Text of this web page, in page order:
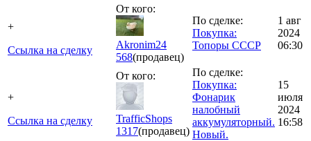
+
Ссылка на сделку
От кого:
Akronim24
568(продавец)
По сделке:
Покупка:
Топоры СССР
1 авг
2024
06:30
+
Ссылка на сделку
От кого:
TrafficShops
1317(продавец)
По сделке:
Покупка:
Фонарик
налобный
аккумуляторный.
Новый.
15
июля
2024
16:58